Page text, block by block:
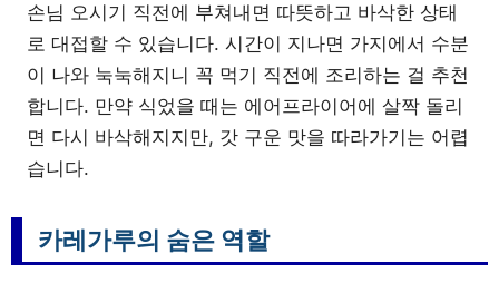
손님 오시기 직전에 부쳐내면 따뜻하고 바삭한 상태
로 대접할 수 있습니다. 시간이 지나면 가지에서 수분
이 나와 눅눅해지니 꼭 먹기 직전에 조리하는 걸 추천
합니다. 만약 식었을 때는 에어프라이어에 살짝 돌리
면 다시 바삭해지지만, 갓 구운 맛을 따라가기는 어렵
습니다.
카레가루의 숨은 역할